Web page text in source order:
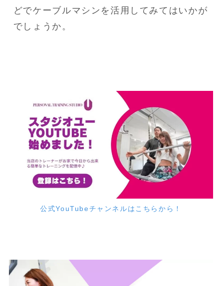
どでケーブルマシンを活用してみてはいかが
でしょうか。
公式YouTubeチャンネルはこちらから！